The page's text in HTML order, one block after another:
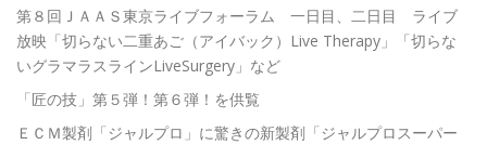
第８回ＪＡＡＳ東京ライブフォーラム 一日目、二日目 ライブ
放映「切らない二重あご（アイバック）Live Therapy」「切らな
いグラマラスラインLiveSurgery」など
「匠の技」第５弾！第６弾！を供覧
ＥＣＭ製剤「ジャルプロ」に驚きの新製剤「ジャルプロスーパー